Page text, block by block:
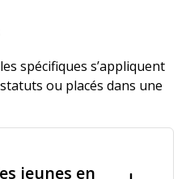
spécifiques s’appliquent
ou placés dans une
jeunes en